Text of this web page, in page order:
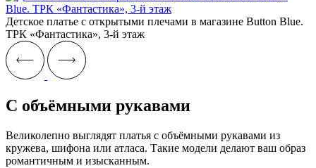
Детское платье с открытыми плечами в магазине Button Blue.
ТРК «Фантастика», 3-й этаж
C объёмными рукавами
Великолепно выглядят платья с объёмными рукавами из
кружева, шифона или атласа. Такие модели делают ваш образ
романтичным и изысканным.